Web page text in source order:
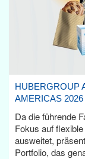
HUBERGROUP
AMERICAS
Da die führende
Fokus auf
ausweitet,
Portfolio, das